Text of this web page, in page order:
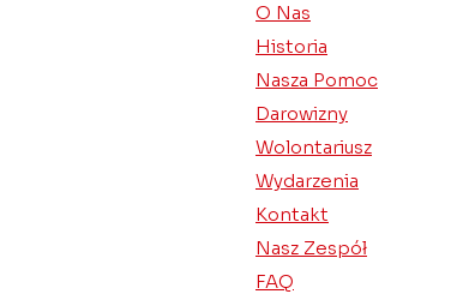
O Nas
Historia
Nasza Pomoc
Darowizny
Wolontariusz
Wydarzenia
Kontakt
Nasz Zespół
FAQ